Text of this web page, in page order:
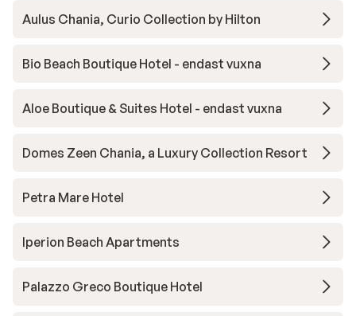
Aulus Chania, Curio Collection by Hilton
Bio Beach Boutique Hotel - endast vuxna
Aloe Boutique & Suites Hotel - endast vuxna
Domes Zeen Chania, a Luxury Collection Resort
Petra Mare Hotel
Iperion Beach Apartments
Palazzo Greco Boutique Hotel